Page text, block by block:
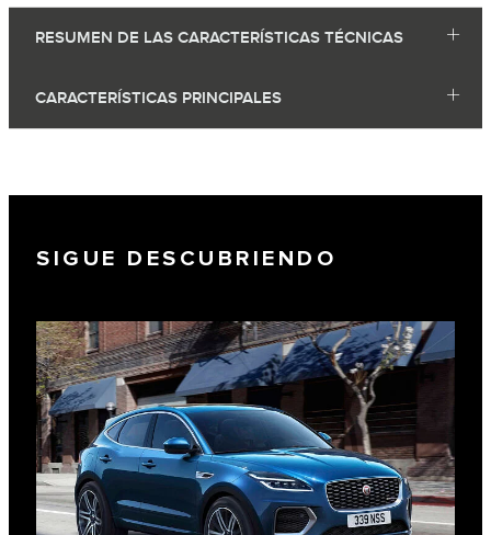
RESUMEN DE LAS CARACTERÍSTICAS TÉCNICAS
CARACTERÍSTICAS PRINCIPALES
SIGUE DESCUBRIENDO